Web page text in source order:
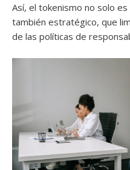
Así, el tokenismo no solo
también estratégico, que
de las políticas de